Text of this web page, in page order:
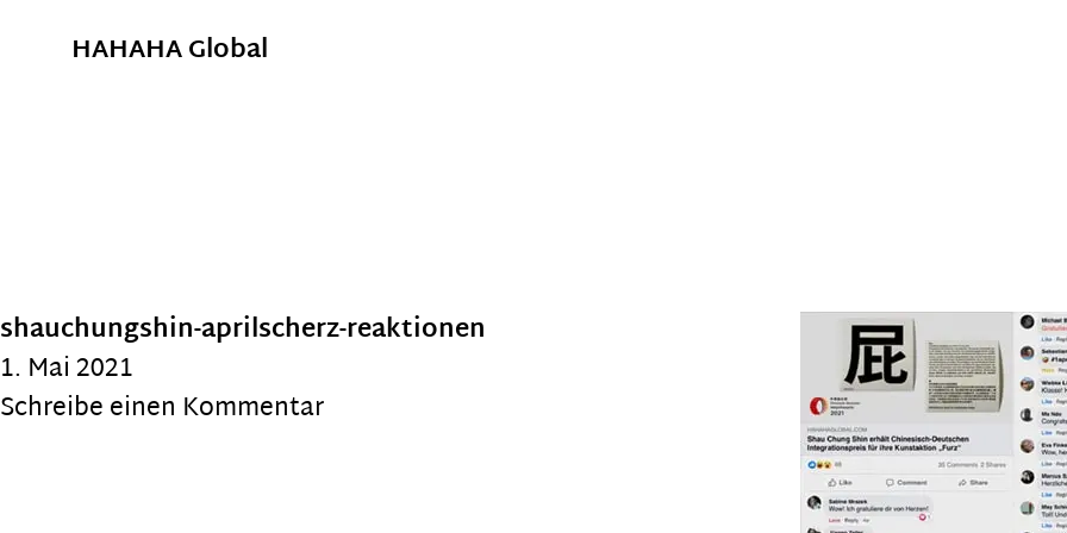
HAHAHA Global
shauchungshin-aprilscherz-reaktionen
1. Mai 2021
Schreibe einen Kommentar